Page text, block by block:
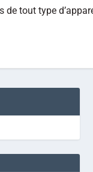
de tout type